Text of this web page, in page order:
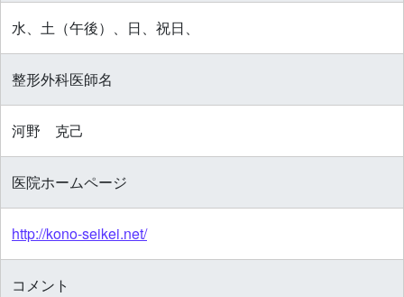
水、土（午後）、日、祝日、
整形外科医師名
河野 克己
医院ホームページ
http://kono-seikei.net/
コメント